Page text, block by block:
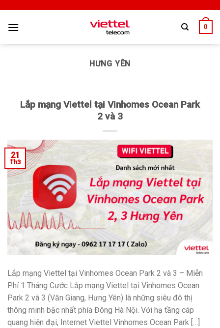
0
HƯNG YÊN
Lắp mạng Viettel tại Vinhomes Ocean Park
2 và 3
21
Th3
Lắp mạng Viettel tại Vinhomes Ocean Park 2 và 3 – Miễn
Phí 1 Tháng Cước Lắp mạng Viettel tại Vinhomes Ocean
Park 2 và 3 (Văn Giang, Hưng Yên) là những siêu đô thị
thông minh bậc nhất phía Đông Hà Nội. Với hạ tầng cáp
quang hiện đại, Internet Viettel Vinhomes Ocean Park […]